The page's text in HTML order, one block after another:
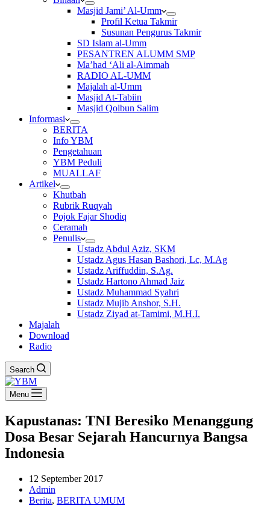
Masjid Jami’ Al-Umm
Profil Ketua Takmir
Susunan Pengurus Takmir
SD Islam al-Umm
PESANTREN ALUMM SMP
Ma’had ‘Ali al-Aimmah
RADIO AL-UMM
Majalah al-Umm
Masjid At-Tabiin
Masjid Qolbun Salim
Informasi
BERITA
Info YBM
Pengetahuan
YBM Peduli
MUALLAF
Artikel
Khutbah
Rubrik Ruqyah
Pojok Fajar Shodiq
Ceramah
Penulis
Ustadz Abdul Aziz, SKM
Ustadz Agus Hasan Bashori, Lc, M.Ag
Ustadz Ariffuddin, S.Ag.
Ustadz Hartono Ahmad Jaiz
Ustadz Muhammad Syahri
Ustadz Mujib Anshor, S.H.
Ustadz Ziyad at-Tamimi, M.H.I.
Majalah
Download
Radio
Search
Menu
Kapustanas: TNI Beresiko Menanggung
Dosa Besar Sejarah Hancurnya Bangsa
Indonesia
12 September 2017
Admin
Berita, BERITA UMUM